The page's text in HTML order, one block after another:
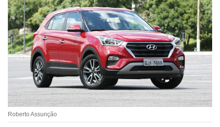
Roberto Assunção